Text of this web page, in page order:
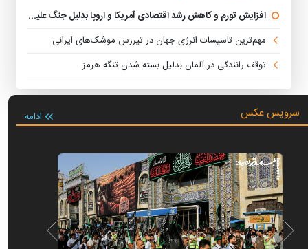
افزایش تورم و کاهش رشد اقتصادی آمریکا و اروپا بدلیل جنگ علیه ایران
مهم‌ترین تاسیسات انرژی جهان در تیررس موشک‌های ایرانی
توقف رانندگی در آلمان بدلیل بسته شدن تنگه هرمز
سرویس عکس ادامه